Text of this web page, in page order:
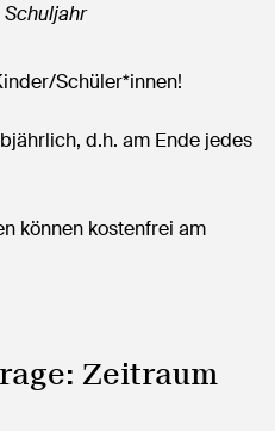
Schuljahr
Schüler*innen!
d.h. am Ende jedes
können kostenfrei am
Zeitraum